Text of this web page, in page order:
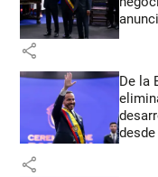
share
De la
share